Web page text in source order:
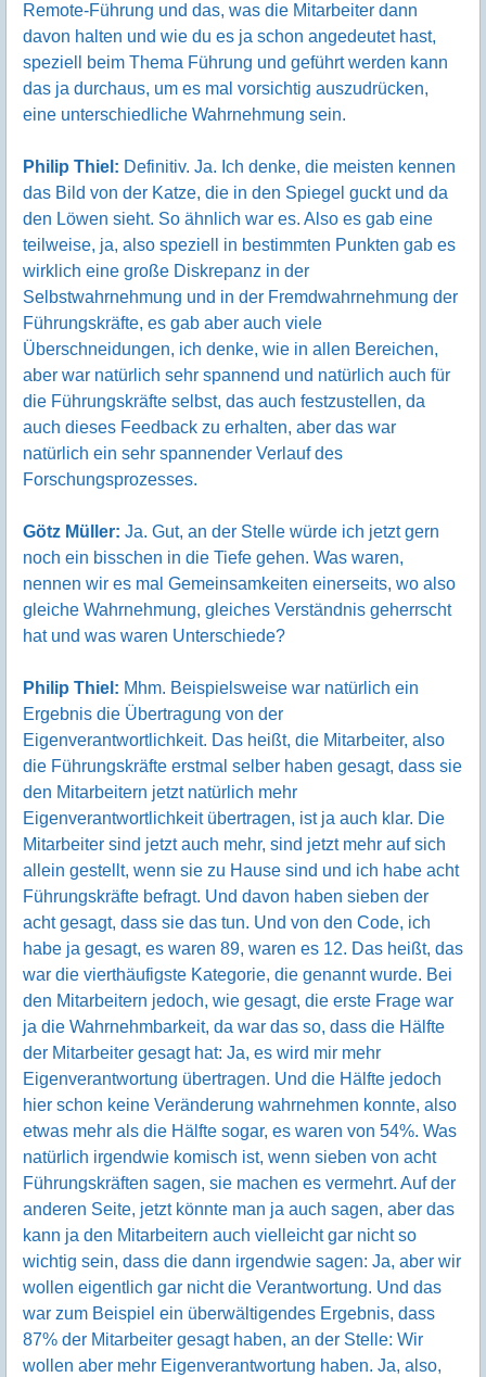
Remote-Führung und das, was die Mitarbeiter dann
davon halten und wie du es ja schon angedeutet hast,
speziell beim Thema Führung und geführt werden kann
das ja durchaus, um es mal vorsichtig auszudrücken,
eine unterschiedliche Wahrnehmung sein.
Philip Thiel: Definitiv. Ja. Ich denke, die meisten kennen
das Bild von der Katze, die in den Spiegel guckt und da
den Löwen sieht. So ähnlich war es. Also es gab eine
teilweise, ja, also speziell in bestimmten Punkten gab es
wirklich eine große Diskrepanz in der
Selbstwahrnehmung und in der Fremdwahrnehmung der
Führungskräfte, es gab aber auch viele
Überschneidungen, ich denke, wie in allen Bereichen,
aber war natürlich sehr spannend und natürlich auch für
die Führungskräfte selbst, das auch festzustellen, da
auch dieses Feedback zu erhalten, aber das war
natürlich ein sehr spannender Verlauf des
Forschungsprozesses.
Götz Müller: Ja. Gut, an der Stelle würde ich jetzt gern
noch ein bisschen in die Tiefe gehen. Was waren,
nennen wir es mal Gemeinsamkeiten einerseits, wo also
gleiche Wahrnehmung, gleiches Verständnis geherrscht
hat und was waren Unterschiede?
Philip Thiel: Mhm. Beispielsweise war natürlich ein
Ergebnis die Übertragung von der
Eigenverantwortlichkeit. Das heißt, die Mitarbeiter, also
die Führungskräfte erstmal selber haben gesagt, dass sie
den Mitarbeitern jetzt natürlich mehr
Eigenverantwortlichkeit übertragen, ist ja auch klar. Die
Mitarbeiter sind jetzt auch mehr, sind jetzt mehr auf sich
allein gestellt, wenn sie zu Hause sind und ich habe acht
Führungskräfte befragt. Und davon haben sieben der
acht gesagt, dass sie das tun. Und von den Code, ich
habe ja gesagt, es waren 89, waren es 12. Das heißt, das
war die vierthäufigste Kategorie, die genannt wurde. Bei
den Mitarbeitern jedoch, wie gesagt, die erste Frage war
ja die Wahrnehmbarkeit, da war das so, dass die Hälfte
der Mitarbeiter gesagt hat: Ja, es wird mir mehr
Eigenverantwortung übertragen. Und die Hälfte jedoch
hier schon keine Veränderung wahrnehmen konnte, also
etwas mehr als die Hälfte sogar, es waren von 54%. Was
natürlich irgendwie komisch ist, wenn sieben von acht
Führungskräften sagen, sie machen es vermehrt. Auf der
anderen Seite, jetzt könnte man ja auch sagen, aber das
kann ja den Mitarbeitern auch vielleicht gar nicht so
wichtig sein, dass die dann irgendwie sagen: Ja, aber wir
wollen eigentlich gar nicht die Verantwortung. Und das
war zum Beispiel ein überwältigendes Ergebnis, dass
87% der Mitarbeiter gesagt haben, an der Stelle: Wir
wollen aber mehr Eigenverantwortung haben. Ja, also,